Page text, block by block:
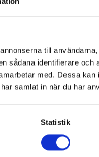
till
sådana identifierare och
med. Dessa
samlat in när du har
Statistik